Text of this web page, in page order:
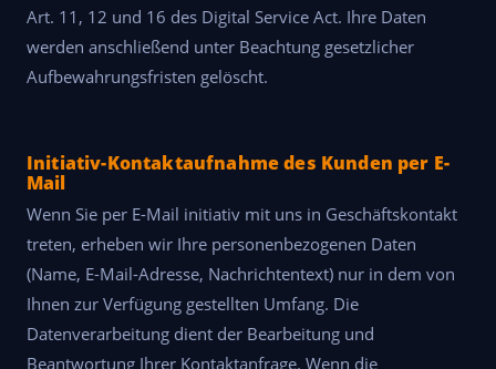
Art. 11, 12 und 16 des Digital Service Act. Ihre Daten
werden anschließend unter Beachtung gesetzlicher
Aufbewahrungsfristen gelöscht.
Initiativ-Kontaktaufnahme des Kunden per E-
Mail
Wenn Sie per E-Mail initiativ mit uns in Geschäftskontakt
treten, erheben wir Ihre personenbezogenen Daten
(Name, E-Mail-Adresse, Nachrichtentext) nur in dem von
Ihnen zur Verfügung gestellten Umfang. Die
Datenverarbeitung dient der Bearbeitung und
Beantwortung Ihrer Kontaktanfrage. Wenn die